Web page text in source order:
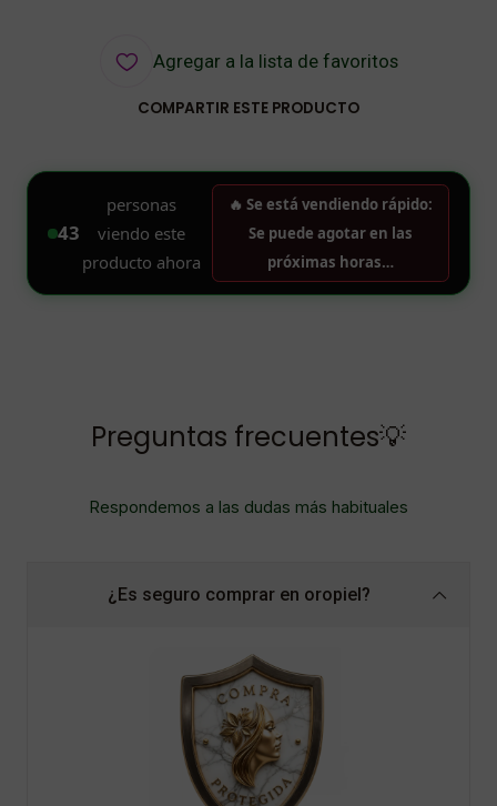
Agregar a la lista de favoritos
COMPARTIR ESTE PRODUCTO
Preguntas frecuentes💡
Respondemos a las dudas más habituales
¿Es seguro comprar en oropiel?